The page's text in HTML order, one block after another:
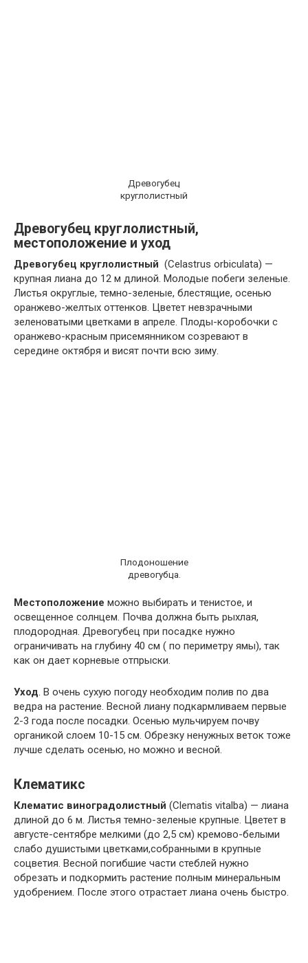
Древогубец
круглолистный
Древогубец круглолистный,
местоположение и уход
Древогубец круглолистный (Celastrus orbiculata) —
крупная лиана до 12 м длиной. Молодые побеги зеленые.
Листья округлые, темно-зеленые, блестящие, осенью
оранжево-желтых оттенков. Цветет невзрачными
зеленоватыми цветками в апреле. Плоды-коробочки с
оранжево-красным присемянником созревают в
середине октября и висят почти всю зиму.
Плодоношение
древогубца.
Местоположение можно выбирать и тенистое, и
освещенное солнцем. Почва должна быть рыхлая,
плодородная. Древогубец при посадке нужно
ограничивать на глубину 40 см ( по периметру ямы), так
как он дает корневые отпрыски.
Уход. В очень сухую погоду необходим полив по два
ведра на растение. Весной лиану подкармливаем первые
2-3 года после посадки. Осенью мульчируем почву
органикой слоем 10-15 см. Обрезку ненужных веток тоже
лучше сделать осенью, но можно и весной.
Клематикс
Клематис виноградолистный (Сlematis vitalba) — лиана
длиной до 6 м. Листья темно-зеленые крупные. Цветет в
августе-сентябре мелкими (до 2,5 см) кремово-белыми
слабо душистыми цветками,собранными в крупные
соцветия. Весной погибшие части стеблей нужно
обрезать и подкормить растение полным минеральным
удобрением. После этого отрастает лиана очень быстро.